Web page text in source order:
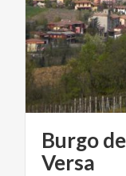
Burgo
Versa